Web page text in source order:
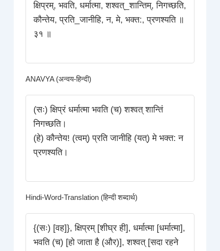
क्षिप्रम्, भवति, धर्मात्मा, शश्वत्_शान्तिम्‌, निगच्छति,
कौन्तेय, प्रति_जानीहि, न, मे, भक्त:, प्रणश्यति ॥
३१ ॥
ANAVYA (अन्वय-हिन्दी)
(सः) क्षिप्रं धर्मात्मा भवति (च) शश्वत्‌ शान्तिं
निगच्छति।
(हे) कौन्तेय! (त्वम्) प्रति जानीहि (यत्) मे भक्त: न
प्रणश्यति।
Hindi-Word-Translation (हिन्दी शब्दार्थ)
{(सः) [वह]}, क्षिप्रम् [शीघ्र ही], धर्मात्मा [धर्मात्मा],
भवति (च) [हो जाता है (और)], शश्वत् [सदा रहने